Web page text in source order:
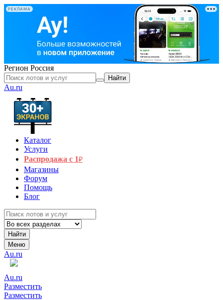
РЕКЛАМА
Регион Россия
Найти
Au.ru
Каталог
Услуги
Распродажа с 1₽
Магазины
Форум
Помощь
Блог
Найти
Меню
Au.ru
Au.ru
Разместить
Разместить